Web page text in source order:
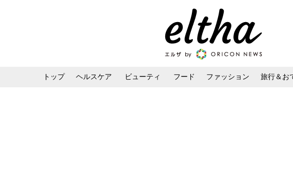
トップ ヘルスケア ビューティ フード ファッション 旅行＆お